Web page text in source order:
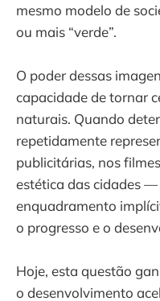
mesmo modelo de
ou mais “verde”.
O poder dessas
capacidade de tornar
naturais. Quando
repetidamente
publicitárias, nos
estética das cidades
enquadramento
o progresso e o
Hoje, esta questão
o desenvolvimento